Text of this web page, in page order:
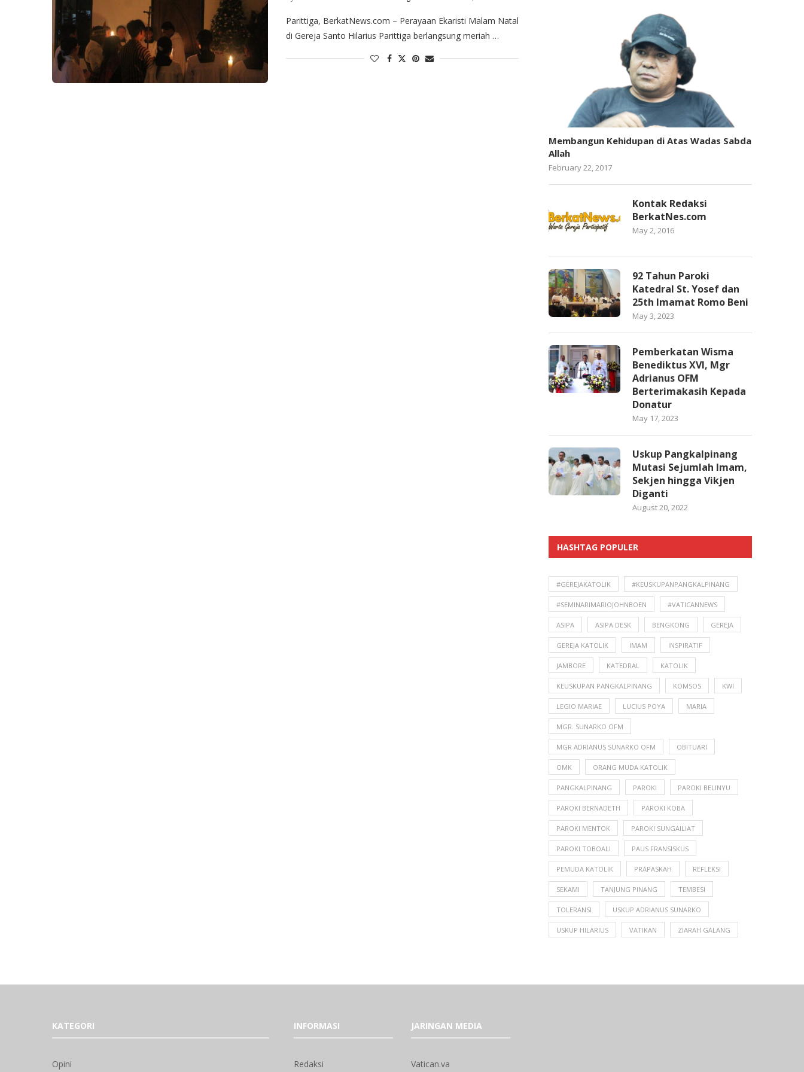
Parittiga, BerkatNews.com – Perayaan Ekaristi Malam Natal
di Gereja Santo Hilarius Parittiga berlangsung meriah …
Membangun Kehidupan di Atas Wadas Sabda
Allah
February 22, 2017
Kontak Redaksi
BerkatNes.com
May 2, 2016
92 Tahun Paroki
Katedral St. Yosef dan
25th Imamat Romo Beni
May 3, 2023
Pemberkatan Wisma
Benediktus XVI, Mgr
Adrianus OFM
Berterimakasih Kepada
Donatur
May 17, 2023
Uskup Pangkalpinang
Mutasi Sejumlah Imam,
Sekjen hingga Vikjen
Diganti
August 20, 2022
HASHTAG POPULER
#GEREJAKATOLIK #KEUSKUPANPANGKALPINANG
#SEMINARIMARIOJOHNBOEN #VATICANNEWS
ASIPA ASIPA DESK BENGKONG GEREJA
GEREJA KATOLIK IMAM INSPIRATIF
JAMBORE KATEDRAL KATOLIK
KEUSKUPAN PANGKALPINANG KOMSOS KWI
LEGIO MARIAE LUCIUS POYA MARIA
MGR. SUNARKO OFM
MGR ADRIANUS SUNARKO OFM OBITUARI
OMK ORANG MUDA KATOLIK
PANGKALPINANG PAROKI PAROKI BELINYU
PAROKI BERNADETH PAROKI KOBA
PAROKI MENTOK PAROKI SUNGAILIAT
PAROKI TOBOALI PAUS FRANSISKUS
PEMUDA KATOLIK PRAPASKAH REFLEKSI
SEKAMI TANJUNG PINANG TEMBESI
TOLERANSI USKUP ADRIANUS SUNARKO
USKUP HILARIUS VATIKAN ZIARAH GALANG
KATEGORI
Opini
INFORMASI
Redaksi
JARINGAN MEDIA
Vatican.va